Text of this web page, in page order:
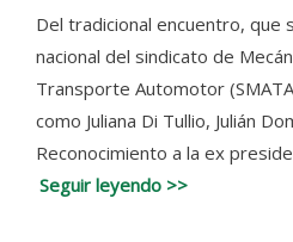
Del tradicional encuentro, que
nacional del sindicato de
Transporte Automotor
como Juliana Di Tullio, Julián
Reconocimiento a la ex
Seguir leyendo >>